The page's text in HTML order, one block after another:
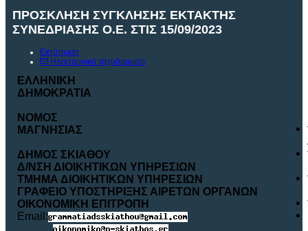
ΠΡΟΣΚΛΗΣΗ ΣΥΓΚΛΗΣΗΣ ΕΚΤΑΚΤΗΣ
ΣΥΝΕΔΡΙΑΣΗΣ Ο.Ε. ΣΤΙΣ 15/09/2023
Εκτύπωση
Ηλεκτρονικό ταχυδρομείο
ΕΛΛΗΝΙΚΗ
ΔΗΜΟΚΡΑΤΙΑ
ΝΟΜOΣ
ΜΑΓΝΗΣΙΑΣ
ΔΗΜΟΣ ΣΚΙΑΘΟΥ
Δ/ΝΣΗ ΔΙΟΙΚΗΤΙΚΩΝ ΥΠΗΡΕΣΙΩΝ
ΤΜΗΜΑ ΔΙΟΙΚΗΤΙΚΩΝ ΥΠΗΡΕΣΙΩΝ
ΓΡΑΦΕΙΟ ΥΠΟΣΤΗΡΙΞΗΣ ΑΙΡΕΤΩΝ ΟΡΓΑΝΩΝ
ΟΙΚΟΝΟΜΙΚΗ ΕΠΙΤΡΟΠΗ
Email: